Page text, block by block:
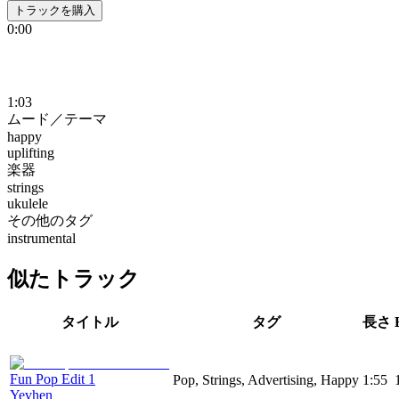
トラックを購入
0:00
1:03
ムード／テーマ
happy
uplifting
楽器
strings
ukulele
その他のタグ
instrumental
似たトラック
タイトル タグ 長さ
Fun Pop Edit 1
Yevhen
Pop, Strings, Advertising, Happy 1:55